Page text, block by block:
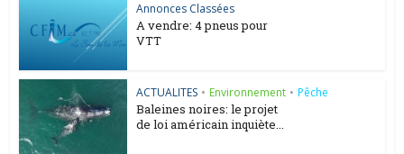
Annonces Classées
A vendre: 4 pneus pour
VTT
ACTUALITES • Environnement • Pêche
Baleines noires: le projet
de loi américain inquiète...